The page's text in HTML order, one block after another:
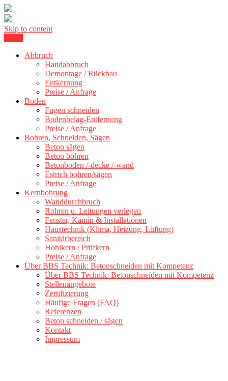
Skip to content
BBS Technik GmbH
300 kmAbbruch
Handabbruch
Demontage / Rückbau
Entkernung
Preise / Anfrage
Boden
Fugen schneiden
Bodenbelag-Entfernung
Preise / Anfrage
Bohren, Schneiden, Sägen
Beton sägen
Beton bohren
Betonboden /-decke /-wand
Estrich bohren/sägen
Preise / Anfrage
Kernbohrung
Wanddurchbruch
Rohren u. Leitungen verlegen
Fenster, Kamin & Installationen
Haustechnik (Klima, Heizung, Lüftung)
Sanitärbereich
Hohlkern / Prüfkern
Preise / Anfrage
Über BBS Technik: Betonschneiden mit Kompetenz
Über BBS Technik: Betonschneiden mit Kompetenz
Stellenangebote
Zertifizierung
Häufige Fragen (FAQ)
Referenzen
Beton schneiden / sägen
Kontakt
Impressum